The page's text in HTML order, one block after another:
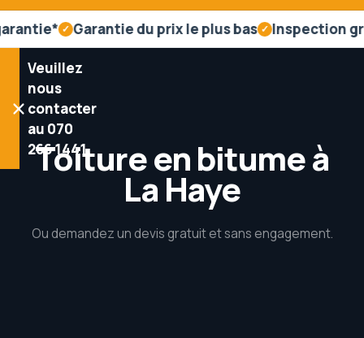
✓ Garantie du prix le plus bas ✓ Inspection gratuite
Veuillez
nous
contacter
au 070
266 1441.
à La Haye
Toiture en bitume à
La Haye
Ou demandez un devis gratuit et sans engagement.